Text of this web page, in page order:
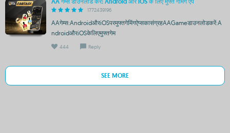
1772439196
AAगेम्स:AndroidऔरiOSपरमुफ्तगेमिंगऐप्सकासंग्रहAAGameडाउनलोडकरें:A
ndroidऔरiOSकेलिएमुफ्तगेम
444 Reply
SEE MORE